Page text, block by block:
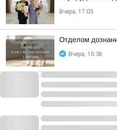
Вчера, 17:03
Отделом
Вчера, 16:38